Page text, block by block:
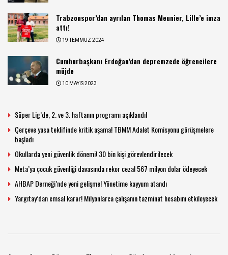
Trabzonspor’dan ayrılan Thomas Meunier, Lille’e imza
attı!
19 TEMMUZ 2024
Cumhurbaşkanı Erdoğan’dan depremzede öğrencilere
müjde
10 MAYIS 2023
Süper Lig’de, 2. ve 3. haftanın programı açıklandı!
Çerçeve yasa teklifinde kritik aşama! TBMM Adalet Komisyonu görüşmelere
başladı
Okullarda yeni güvenlik dönemi! 30 bin kişi görevlendirilecek
Meta’ya çocuk güvenliği davasında rekor ceza! 567 milyon dolar ödeyecek
AHBAP Derneği’nde yeni gelişme! Yönetime kayyum atandı
Yargıtay’dan emsal karar! Milyonlarca çalışanın tazminat hesabını etkileyecek